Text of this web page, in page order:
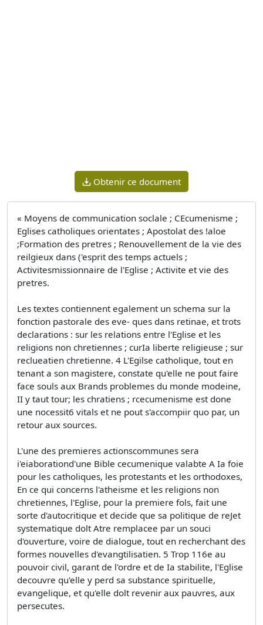
Obtenir ce document
« Moyens de communication soclale ; CEcumenisme ;
Eglises catholiques orientates ; Apostolat des !aloe
;Formation des pretres ; Renouvellement de la vie des
reilgieux dans ('esprit des temps actuels ;
Activitesmissionnaire de l'Eglise ; Activite et vie des
pretres.
Les textes contiennent egalement un schema sur la
fonction pastorale des eve- ques dans retinae, et trots
declarations : sur les relations entre l'Eglise et les
religions non chretiennes ; curIa liberte religieuse ; sur
reclueatien chretienne. 4 L'Egilse catholique, tout en
tenant a son magistere, constate qu'elle ne pout faire
face souls aux Brands problemes du monde modeine,
II y taut tour; les chratiens ; rcecumenisme est done
une nocessit6 vitals et ne pout s'accompiir quo par, un
retour aux sources.
L'une des premieres actionscommunes sera
i'eiaborationd'une Bible cecumenique valabte A Ia foie
pour les catholiques, les protestants et les orthodoxes,
En ce qui concerns l'atheisme et les religions non
chretiennes, l'Eglise, pour la premiere fols, fait une
sorte d'autocritique et decide que sa politique de reJet
systematique dolt Atre remplacee par un souci
d'ouverture, voire de dialogue, tout en recherchant des
formes nouvelles d'evangtilisatien. 5 Trop 116e au
pouvoir civil, garant de l'ordre et de Ia stabilite, l'Eglise
decouvre qu'elle y perd sa substance spirituelle,
evangelique, et qu'elle dolt revenir aux pauvres, aux
persecutes.